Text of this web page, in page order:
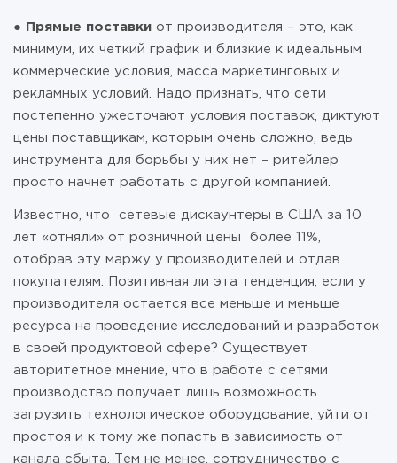
● Прямые поставки от производителя – это, как
минимум, их четкий график и близкие к идеальным
коммерческие условия, масса маркетинговых и
рекламных условий. Надо признать, что сети
постепенно ужесточают условия поставок, диктуют
цены поставщикам, которым очень сложно, ведь
инструмента для борьбы у них нет – ритейлер
просто начнет работать с другой компанией.
Известно, что сетевые дискаунтеры в США за 10
лет «отняли» от розничной цены более 11%,
отобрав эту маржу у производителей и отдав
покупателям. Позитивная ли эта тенденция, если у
производителя остается все меньше и меньше
ресурса на проведение исследований и разработок
в своей продуктовой сфере? Существует
авторитетное мнение, что в работе с сетями
производство получает лишь возможность
загрузить технологическое оборудование, уйти от
простоя и к тому же попасть в зависимость от
канала сбыта. Тем не менее, сотрудничество с